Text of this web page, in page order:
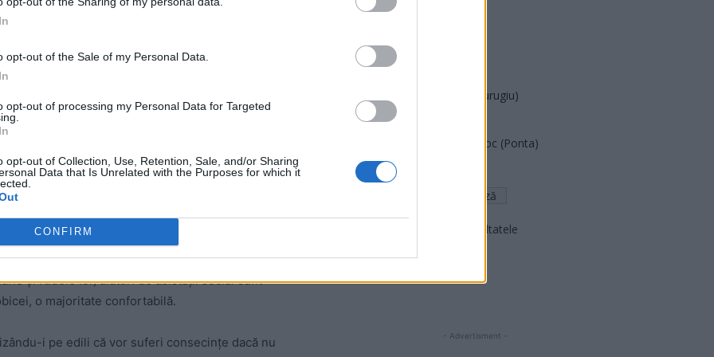
opt-out of the Sale of my Personal Data.
opt-out of processing my Personal Data for Targeted
opt-out of Collection, Use, Retention, Sale, and/or Sharing
Data that Is Unrelated with the Purposes for which it
CONFIRM
sau în imposibilitatea fizică de a munci, depind de
alții “rezolvă” să ia ajutorul fără să aibă nicio
social, singurii care pierd fiind bugetul de stat
într-un singur tur, iar la urne vin 30-40% din
și rudele lor, alături de asistații social sunt
o majoritate confortabilă.
i pe edili că vor suferi consecințe dacă nu
PNȚCD (Pavelescu)
PNCR (Terheș)
Partidul Patrioților (Surugiu)
FAR (Coarnă)
România pe Primul Loc (Ponta)
Altul
Arată rezultatele
- Advertisment -